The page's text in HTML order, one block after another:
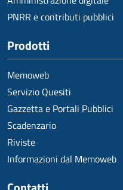
PNRR e contributi pubblici
Prodotti
Memoweb
Servizio Quesiti
Gazzetta e Portali Pubblici
Scadenzario
Riviste
Informazioni dal Memoweb